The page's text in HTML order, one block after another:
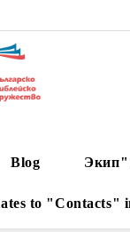
Blog Экип"
to "Contacts"